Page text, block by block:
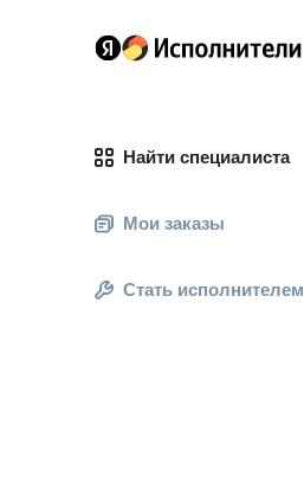
Найти специалиста
Мои заказы
Стать исполнителем